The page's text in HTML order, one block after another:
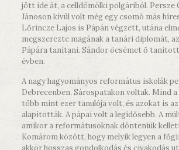
jött ide át, a celldömölki polgáriból. Persze
Jánoson kívül volt még egy csomó más
Lőrincze Lajos is Pápán végzett, utána
megszerezte magának a tanári diplomát,
Pápára tanítani. Sándor öcsémet ő
évben.
A nagy hagyományos református iskolák
Debrecenben, Sárospatakon voltak. Mind
több mint ezer tanulója volt, és azokat is az
alapították. A pápai volt a legidősebb. A
amikor a reformátusoknak dönteniük
Komárom között, hogy melyik legyen a
akkor hosszas gondolkodás és civakodás